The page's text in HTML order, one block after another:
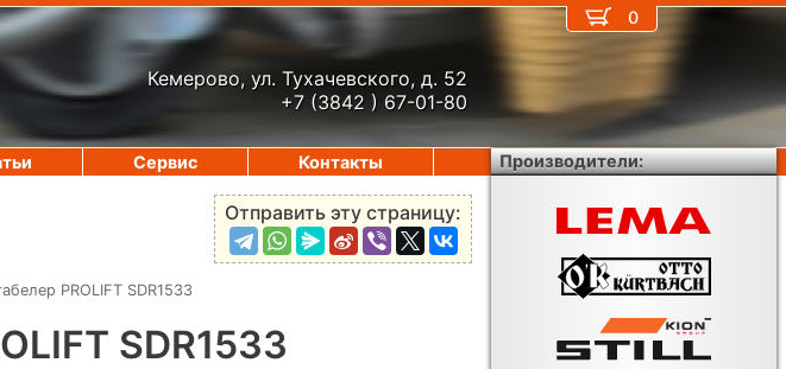
Кемерово, ул. Тухачевского, д. 52
+7 (3842 ) 67-01-80
Отправить эту страницу:
PROLIFT SDR1533
SDR1533
0
Сервис Контакты Производители: